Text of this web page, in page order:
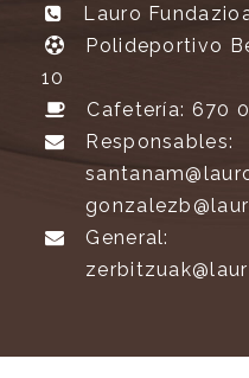
Lauro
Polideportivo
10
Cafetería: 670
Responsables:
General: